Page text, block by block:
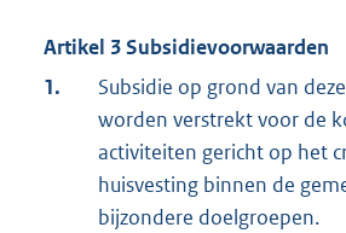
Artikel 3 Subsidievoorwaarden
1.
Subsidie op grond van
worden verstrekt voor de
activiteiten gericht op het
huisvesting binnen de
bijzondere doelgroepen.